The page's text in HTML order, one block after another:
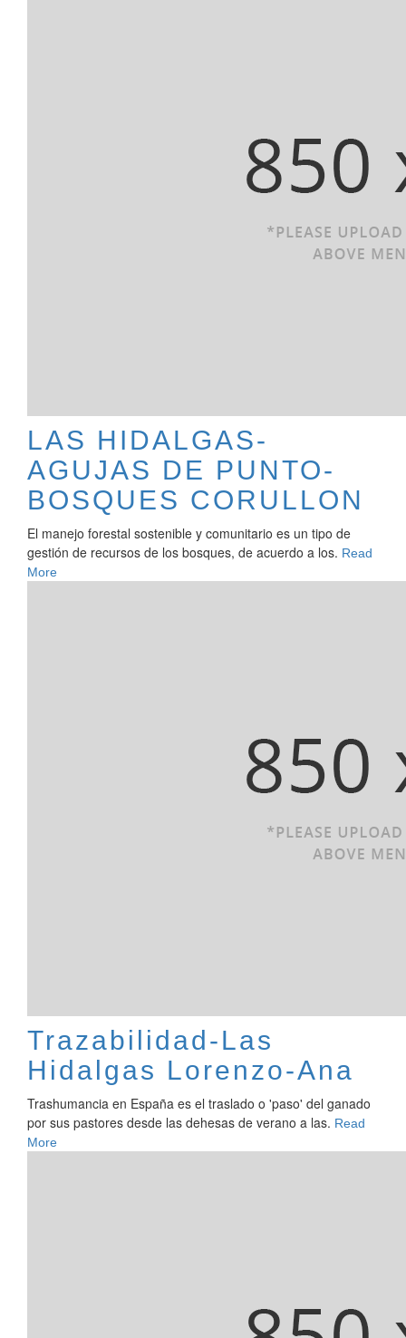
LAS HIDALGAS-
AGUJAS DE PUNTO-
BOSQUES CORULLON
El manejo forestal sostenible y comunitario es un tipo de
gestión de recursos de los bosques, de acuerdo a los. Read
More
Trazabilidad-Las
Hidalgas Lorenzo-Ana
Trashumancia en España es el traslado o 'paso' del ganado
por sus pastores desde las dehesas de verano a las. Read
More